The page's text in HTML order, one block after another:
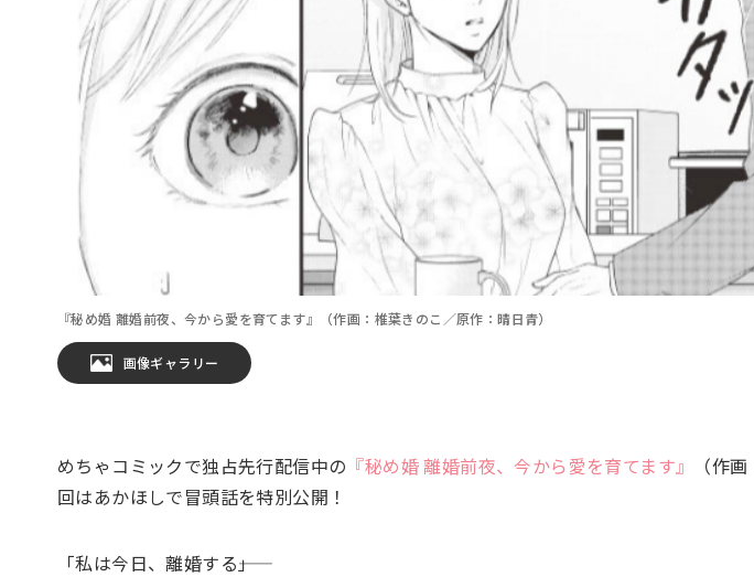
『秘め婚 離婚前夜、今から愛を育てます』（作画：椎葉きのこ／原作：晴日青）
画像ギャラリー
めちゃコミックで独占先行配信中の 『秘め婚 離婚前夜、今から愛を育てます』
（作
回はあかほしで冒頭話を特別公開！
「私は今日、離婚する――」